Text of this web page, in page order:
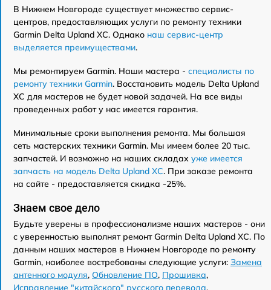
В Нижнем Новгороде существует множество сервис-
центров, предоставляющих услуги по ремонту техники
Garmin Delta Upland XC. Однако наш сервис-центр
выделяется преимуществами.
Мы ремонтируем Garmin. Наши мастера - специалисты по
ремонту техники Garmin. Восстановить модель Delta Upland
XC для мастеров не будет новой задачей. На все виды
проведенных работ у нас имеется гарантия.
Минимальные сроки выполнения ремонта. Мы большая
сеть мастерских техники Garmin. Мы имеем более 20 тыс.
запчастей. И возможно на наших складах уже имеется
запчасть на модель Delta Upland XC. При заказе ремонта
на сайте - предоставляется скидка -25%.
Знаем свое дело
Будьте уверены в профессионализме наших мастеров - они
с уверенностью выполнят ремонт Garmin Delta Upland XC. По
данным наших мастеров в Нижнем Новгороде по ремонту
Garmin, наиболее востребованы следующие услуги: Замена
антенного модуля, Обновление ПО, Прошивка,
Исправление "китайского" русского перевода,